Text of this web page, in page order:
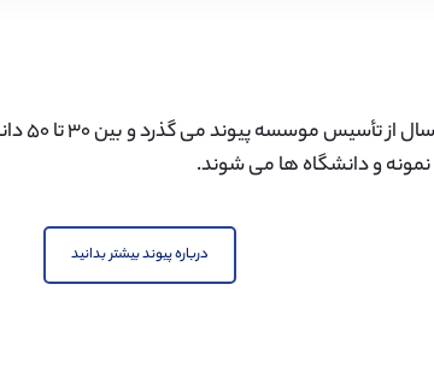
هشت
و دانشگاه ها می شوند.
درباره پیوند بیشتر بدانید